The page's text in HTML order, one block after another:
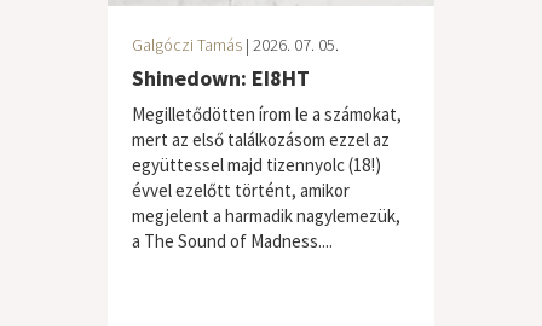
Galgóczi Tamás | 2026. 07. 05.
Shinedown: EI8HT
Megilletődötten írom le a számokat,
mert az első találkozásom ezzel az
együttessel majd tizennyolc (18!)
évvel ezelőtt történt, amikor
megjelent a harmadik nagylemezük,
a The Sound of Madness....